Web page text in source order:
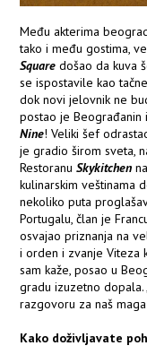
Među akterima
tako i među gostima,
Square došao da kuva
se ispostavile kao
dok novi jelovnik ne
postao je Beograđanin
Nine! Veliki šef
je gradio širom sveta,
Restoranu Skykitchen
kulinarskim veštinama
nekoliko puta
Portugalu, član je
osvajao priznanja na
i orden i zvanje Viteza
sam kaže, posao u
gradu izuzetno dopala.
razgovoru za naš
Kako doživljavate